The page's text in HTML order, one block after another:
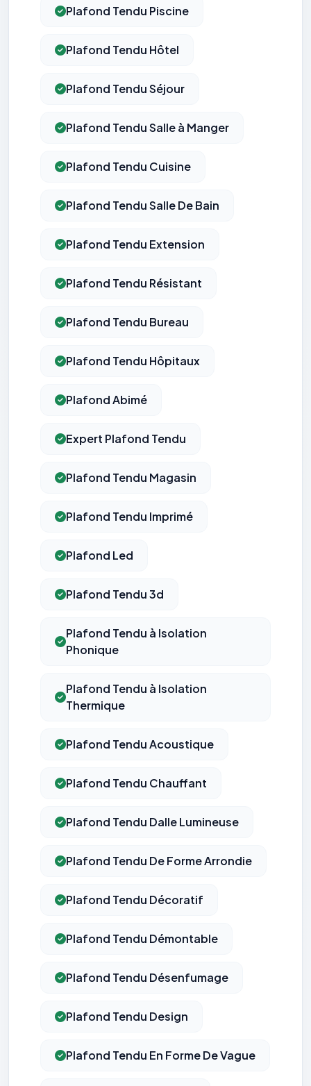
Plafond Tendu Piscine
Plafond Tendu Hôtel
Plafond Tendu Séjour
Plafond Tendu Salle à Manger
Plafond Tendu Cuisine
Plafond Tendu Salle De Bain
Plafond Tendu Extension
Plafond Tendu Résistant
Plafond Tendu Bureau
Plafond Tendu Hôpitaux
Plafond Abimé
Expert Plafond Tendu
Plafond Tendu Magasin
Plafond Tendu Imprimé
Plafond Led
Plafond Tendu 3d
Plafond Tendu à Isolation
Phonique
Plafond Tendu à Isolation
Thermique
Plafond Tendu Acoustique
Plafond Tendu Chauffant
Plafond Tendu Dalle Lumineuse
Plafond Tendu De Forme Arrondie
Plafond Tendu Décoratif
Plafond Tendu Démontable
Plafond Tendu Désenfumage
Plafond Tendu Design
Plafond Tendu En Forme De Vague